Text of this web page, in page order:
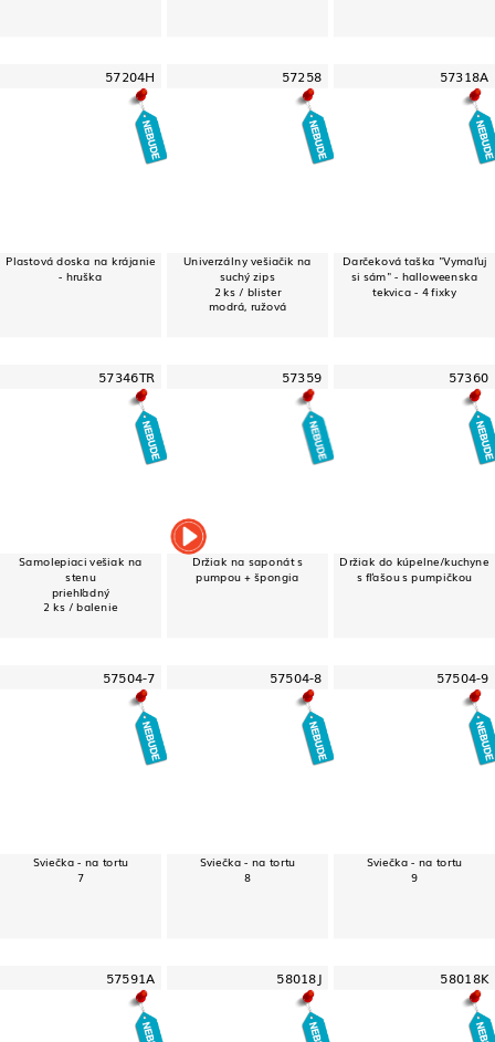
57204H
Plastová doska na krájanie
- hruška
57258
Univerzálny vešiačik na
suchý zips
2 ks / blister
modrá, ružová
57318A
Darčeková taška "Vymaľuj
si sám" - halloweenska
tekvica - 4 fixky
57346TR
Samolepiaci vešiak na
stenu
priehľadný
2 ks / balenie
57359
Držiak na saponát s
pumpou + špongia
57360
Držiak do kúpelne/kuchyne
s fľašou s pumpičkou
57504-7
Sviečka - na tortu
7
57504-8
Sviečka - na tortu
8
57504-9
Sviečka - na tortu
9
57591A 58018J 58018K